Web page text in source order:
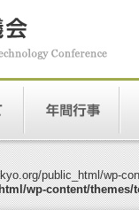
public_html/wp-
wp-content/